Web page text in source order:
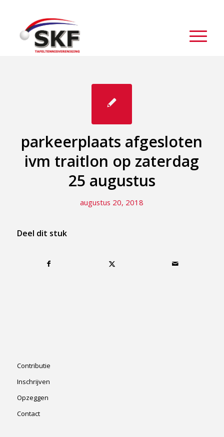
parkeerplaats afgesloten
ivm traitlon op zaterdag
25 augustus
augustus 20, 2018
Deel dit stuk
Contributie
Inschrijven
Opzeggen
Contact